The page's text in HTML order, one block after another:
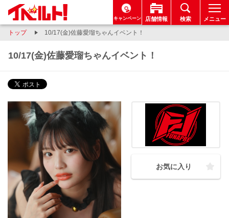
キャンペーン 店舗情報 検索 メニュー
トップ 10/17(金)佐藤愛瑠ちゃんイベント！
10/17(金)佐藤愛瑠ちゃんイベント！
お気に入り